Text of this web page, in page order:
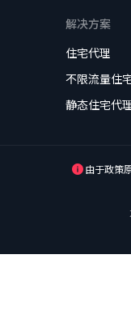
解决方案
住宅代理
不限流量住
静态住宅代
由于政策